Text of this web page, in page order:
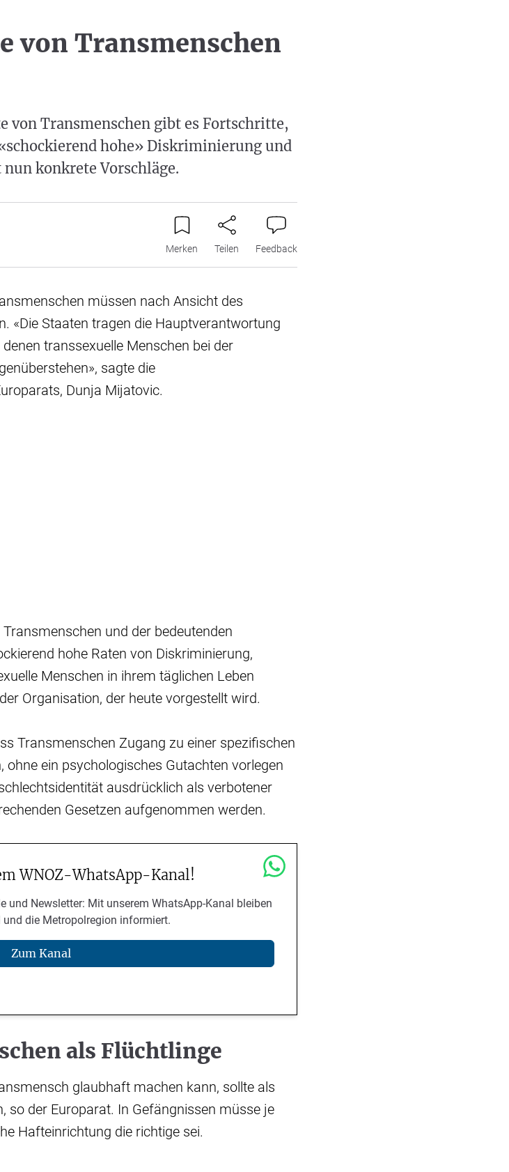
von Transmenschen
von Transmenschen gibt es Fortschritte,
hohe» Diskriminierung und
konkrete Vorschläge.
Merken Teilen Feedback
müssen nach Ansicht des
«Die Staaten tragen die Hauptverantwortung
transsexuelle Menschen bei der
sagte die
Dunja Mijatovic.
und der bedeutenden
hohe Raten von Diskriminierung,
Menschen in ihrem täglichen Leben
Organisation, der heute vorgestellt wird.
Transmenschen Zugang zu einer spezifischen
ein psychologisches Gutachten vorlegen
ausdrücklich als verbotener
Gesetzen aufgenommen werden.
WNOZ-WhatsApp-Kanal!
und Newsletter: Mit unserem WhatsApp-Kanal bleiben
und die Metropolregion informiert.
Zum Kanal
als Flüchtlinge
glaubhaft machen kann, sollte als
so der Europarat. In Gefängnissen müsse je
Hafteinrichtung die richtige sei.